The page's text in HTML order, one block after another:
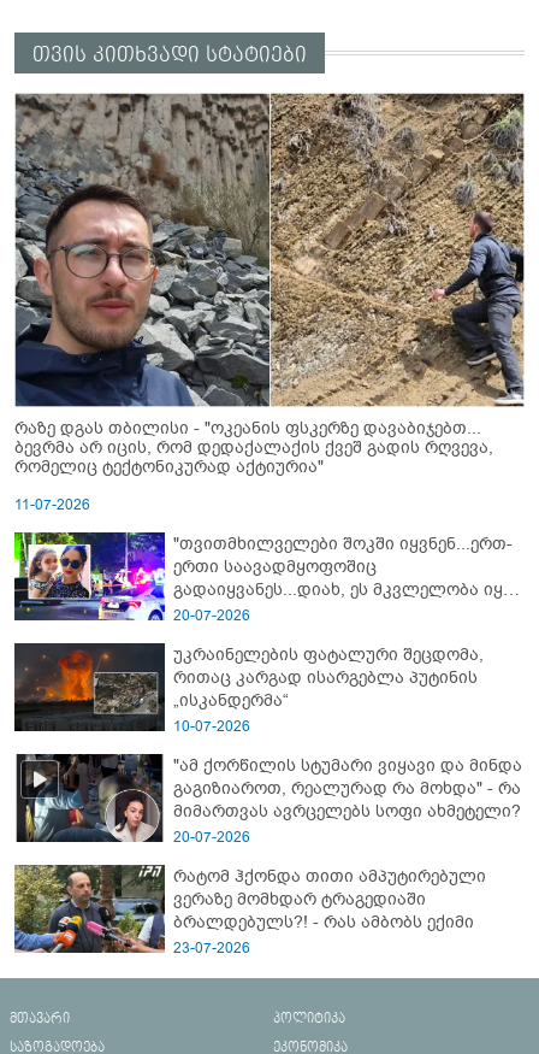
თვის კითხვადი სტატიები
რაზე დგას თბილისი - "ოკეანის ფსკერზე დავაბიჯებთ...
ბევრმა არ იცის, რომ დედაქალაქის ქვეშ გადის რღვევა,
რომელიც ტექტონიკურად აქტიურია"
11-07-2026
"თვითმხილველები შოკში იყვნენ...ერთ-
ერთი საავადმყოფოშიც
გადაიყვანეს...დიახ, ეს მკვლელობა იყო"
- გორში დატრიალებული ტრაგედიის
20-07-2026
უკრაინელების ფატალური შეცდომა,
რითაც კარგად ისარგებლა პუტინის
„ისკანდერმა“
10-07-2026
"ამ ქორწილის სტუმარი ვიყავი და მინდა
გაგიზიაროთ, რეალურად რა მოხდა" - რა
მიმართვას ავრცელებს სოფი ახმეტელი?
20-07-2026
რატომ ჰქონდა თითი ამპუტირებული
ვერაზე მომხდარ ტრაგედიაში
ბრალდებულს?! - რას ამბობს ექიმი
23-07-2026
მთავარი
პოლიტიკა
საზოგადოება
ეკონომიკა